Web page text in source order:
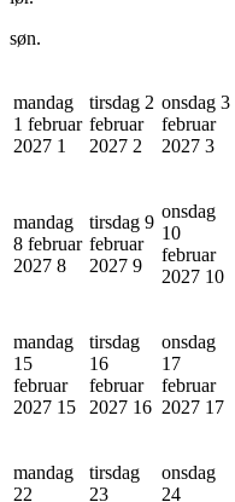
søn.
mandag
1 februar
2027 1
tirsdag 2
februar
2027 2
onsdag 3
februar
2027 3
mandag
8 februar
2027 8
tirsdag 9
februar
2027 9
onsdag
10
februar
2027 10
mandag
15
februar
2027 15
tirsdag
16
februar
2027 16
onsdag
17
februar
2027 17
mandag
22
tirsdag
23
onsdag
24